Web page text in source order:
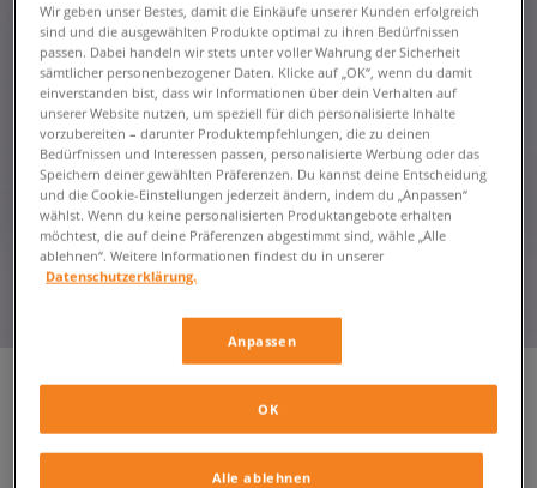
ADIDAS SHORTS BOOTY
SHORTS
Wir geben unser Bestes, damit die Einkäufe unserer Kunden erfolgreich
sind und die ausgewählten Produkte optimal zu ihren Bedürfnissen
passen. Dabei handeln wir stets unter voller Wahrung der Sicherheit
sämtlicher personenbezogener Daten. Klicke auf „OK“, wenn du damit
einverstanden bist, dass wir Informationen über dein Verhalten auf
unserer Website nutzen, um speziell für dich personalisierte Inhalte
vorzubereiten – darunter Produktempfehlungen, die zu deinen
Bedürfnissen und Interessen passen, personalisierte Werbung oder das
Speichern deiner gewählten Präferenzen. Du kannst deine Entscheidung
und die Cookie-Einstellungen jederzeit ändern, indem du „Anpassen“
wählst. Wenn du keine personalisierten Produktangebote erhalten
möchtest, die auf deine Präferenzen abgestimmt sind, wähle „Alle
ablehnen“. Weitere Informationen findest du in unserer
Datenschutzerklärung.
Anpassen
Alle ablehnen
OK